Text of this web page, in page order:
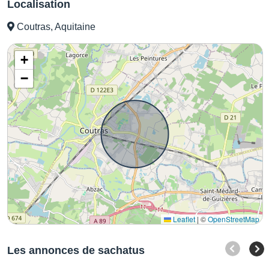
Localisation
Coutras, Aquitaine
+
−
Leaflet | ©OpenStreetMap
Les annonces de sachatus